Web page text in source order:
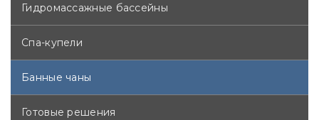
Гидромассажные бассейны
Спа-купели
Банные чаны
Готовые решения